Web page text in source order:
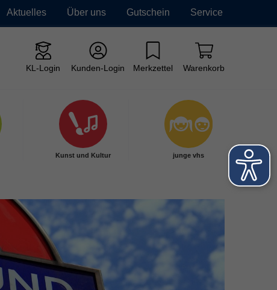
Aktuelles Über uns Gutschein Service
KL-Login Kunden-Login Merkzettel Warenkorb
Kunst und Kultur junge vhs